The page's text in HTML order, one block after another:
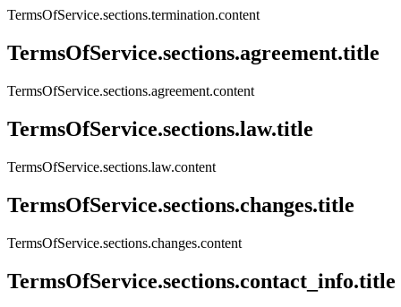
TermsOfService.sections.termination.content
TermsOfService.sections.agreement.title
TermsOfService.sections.agreement.content
TermsOfService.sections.law.title
TermsOfService.sections.law.content
TermsOfService.sections.changes.title
TermsOfService.sections.changes.content
TermsOfService.sections.contact_info.title